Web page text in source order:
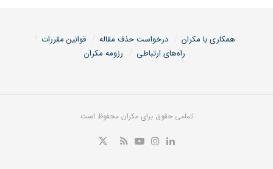
همکاری با مکران درخواست حذف مقاله
قوانین مقررات
راه‌های ارتباطی
رزومه مکران
تمامی حقوق برای مکران محفوظ است